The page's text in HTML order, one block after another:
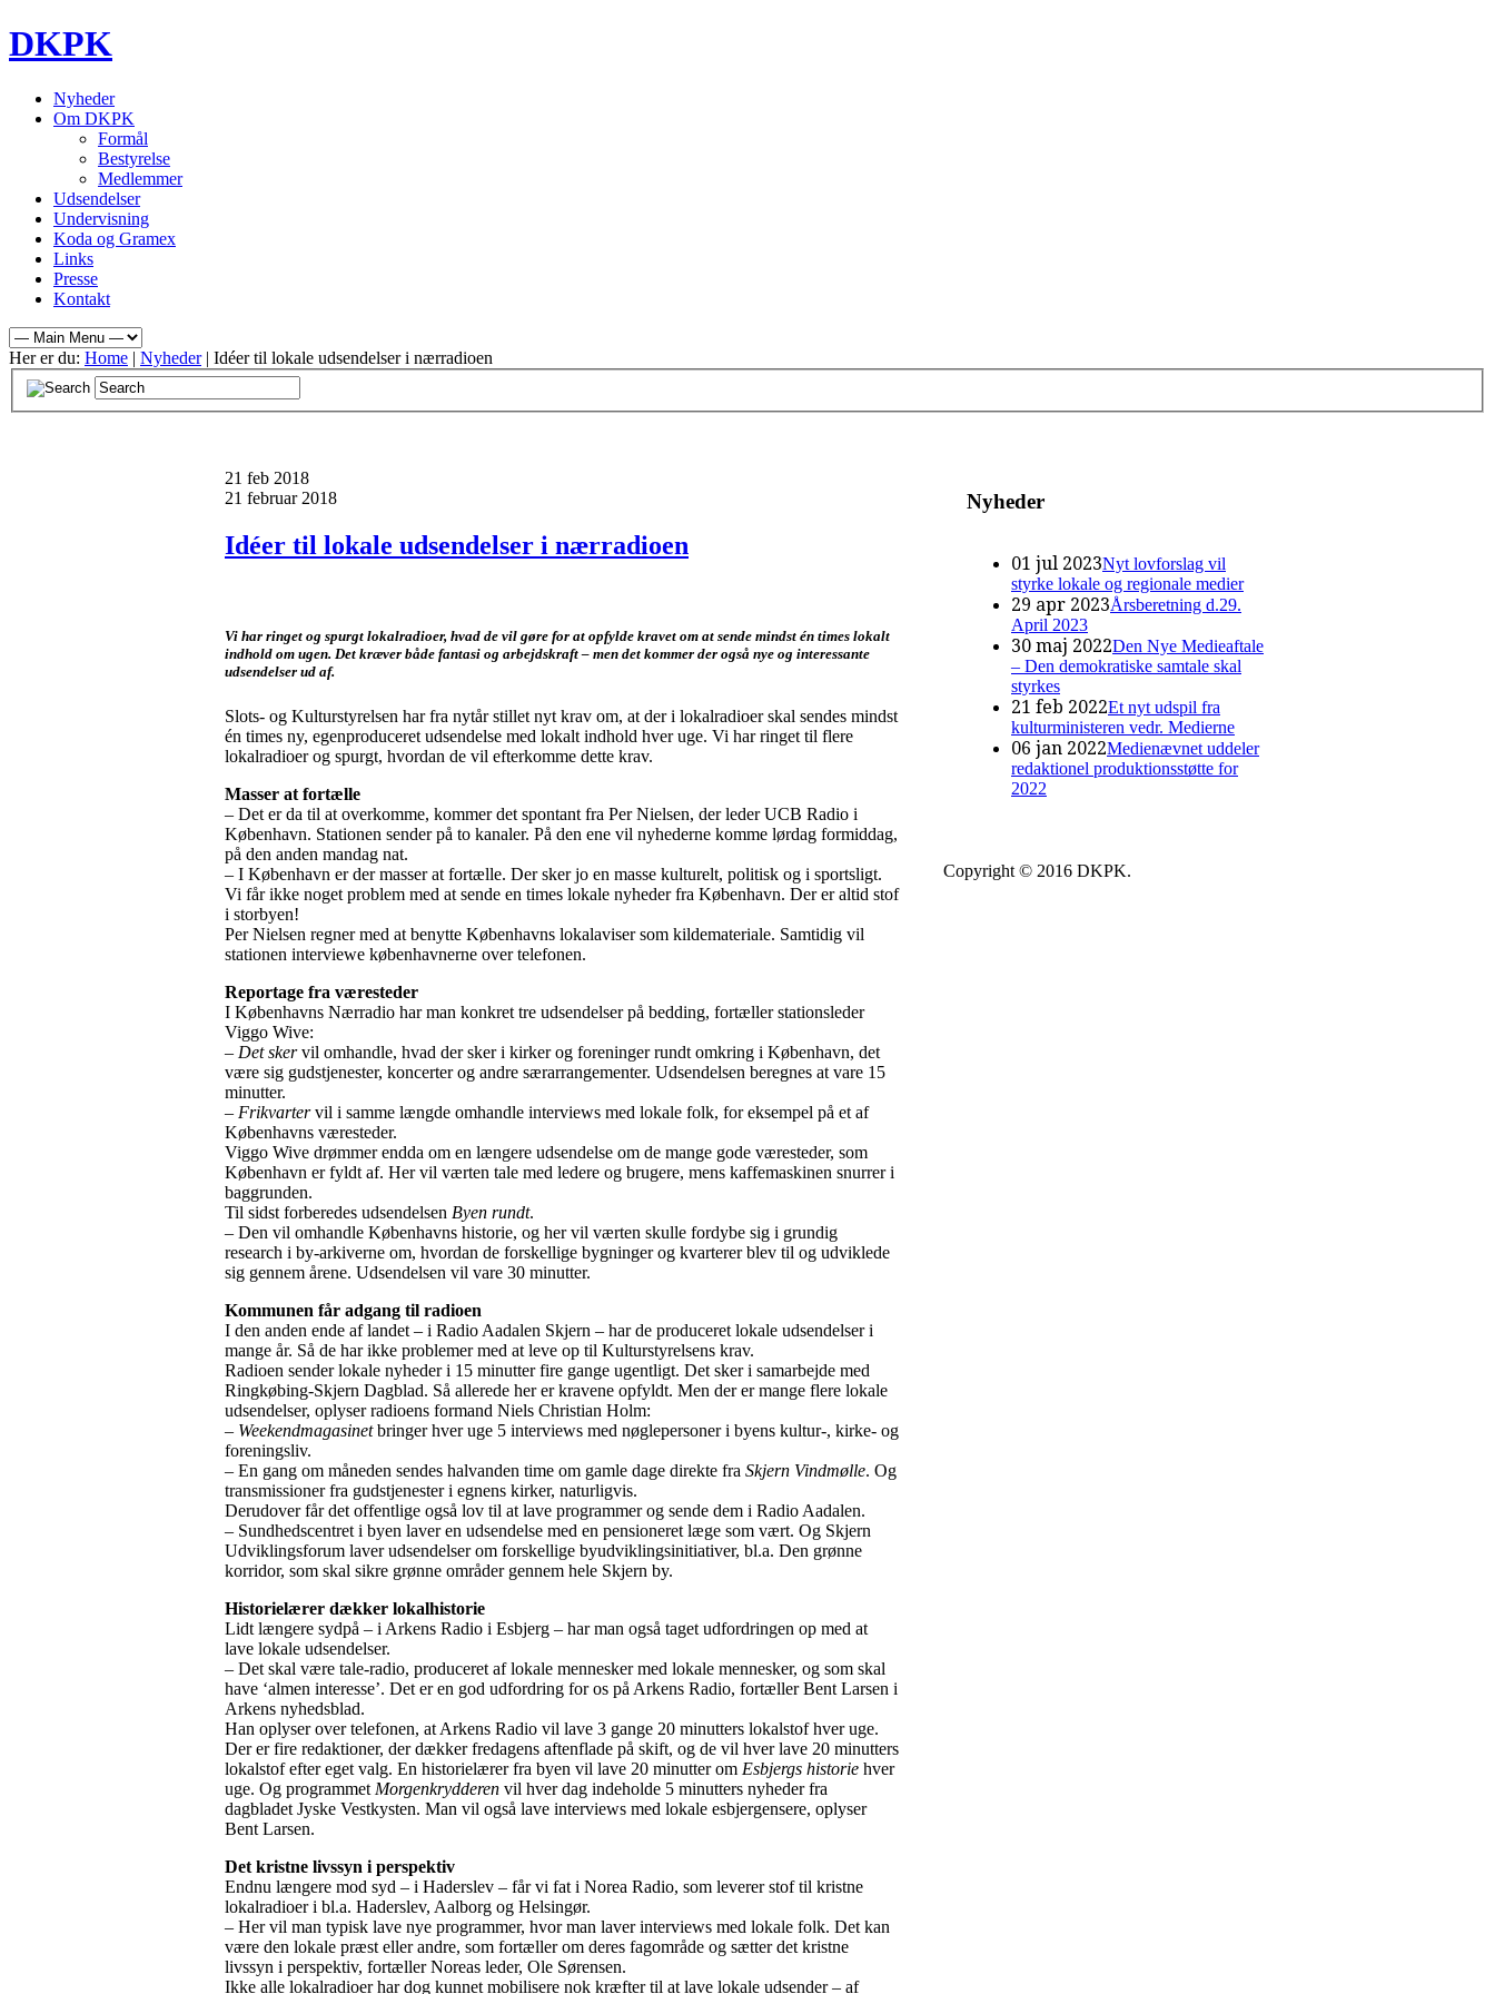
DKPK
Nyheder
Om DKPK
Formål
Bestyrelse
Medlemmer
Udsendelser
Undervisning
Koda og Gramex
Links
Presse
Kontakt
Her er du: Home | Nyheder| Idéer til lokale udsendelser i nærradioen
21 feb 2018
21 februar 2018
Idéer til lokale udsendelser i nærradioen
Vi har ringet og spurgt lokalradioer, hvad de vil gøre for at opfylde kravet om at sende mindst én times lokalt
indhold om ugen. Det kræver både fantasi og arbejdskraft – men det kommer der også nye og interessante
udsendelser ud af.
Slots- og Kulturstyrelsen har fra nytår stillet nyt krav om, at der i lokalradioer skal sendes mindst
én times ny, egenproduceret udsendelse med lokalt indhold hver uge. Vi har ringet til flere
lokalradioer og spurgt, hvordan de vil efterkomme dette krav.
Masser at fortælle
– Det er da til at overkomme, kommer det spontant fra Per Nielsen, der leder UCB Radio i
København. Stationen sender på to kanaler. På den ene vil nyhederne komme lørdag formiddag,
på den anden mandag nat.
– I København er der masser at fortælle. Der sker jo en masse kulturelt, politisk og i sportsligt.
Vi får ikke noget problem med at sende en times lokale nyheder fra København. Der er altid stof
i storbyen!
Per Nielsen regner med at benytte Københavns lokalaviser som kildemateriale. Samtidig vil
stationen interviewe københavnerne over telefonen.
Reportage fra væresteder
I Københavns Nærradio har man konkret tre udsendelser på bedding, fortæller stationsleder
Viggo Wive:
– Det skervil omhandle, hvad der sker i kirker og foreninger rundt omkring i København, det
være sig gudstjenester, koncerter og andre særarrangementer. Udsendelsen beregnes at vare 15
minutter.
– Frikvartervil i samme længde omhandle interviews med lokale folk, for eksempel på et af
Københavns væresteder.
Viggo Wive drømmer endda om en længere udsendelse om de mange gode væresteder, som
København er fyldt af. Her vil værten tale med ledere og brugere, mens kaffemaskinen snurrer i
baggrunden.
Til sidst forberedes udsendelsen Byen rundt.
– Den vil omhandle Københavns historie, og her vil værten skulle fordybe sig i grundig
research i by-arkiverne om, hvordan de forskellige bygninger og kvarterer blev til og udviklede
sig gennem årene. Udsendelsen vil vare 30 minutter.
Kommunen får adgang til radioen
I den anden ende af landet – i Radio Aadalen Skjern – har de produceret lokale udsendelser i
mange år. Så de har ikke problemer med at leve op til Kulturstyrelsens krav.
Radioen sender lokale nyheder i 15 minutter fire gange ugentligt. Det sker i samarbejde med
Ringkøbing-Skjern Dagblad. Så allerede her er kravene opfyldt. Men der er mange flere lokale
udsendelser, oplyser radioens formand Niels Christian Holm:
– Weekendmagasinetbringer hver uge 5 interviews med nøglepersoner i byens kultur-, kirke- og
foreningsliv.
– En gang om måneden sendes halvanden time om gamle dage direkte fra Skjern Vindmølle. Og
transmissioner fra gudstjenester i egnens kirker, naturligvis.
Derudover får det offentlige også lov til at lave programmer og sende dem i Radio Aadalen.
– Sundhedscentret i byen laver en udsendelse med en pensioneret læge som vært. Og Skjern
Udviklingsforum laver udsendelser om forskellige byudviklingsinitiativer, bl.a. Den grønne
korridor, som skal sikre grønne områder gennem hele Skjern by.
Historielærer dækker lokalhistorie
Lidt længere sydpå – i Arkens Radio i Esbjerg – har man også taget udfordringen op med at
lave lokale udsendelser.
– Det skal være tale-radio, produceret af lokale mennesker med lokale mennesker, og som skal
have ‘almen interesse’. Det er en god udfordring for os på Arkens Radio, fortæller Bent Larsen i
Arkens nyhedsblad.
Han oplyser over telefonen, at Arkens Radio vil lave 3 gange 20 minutters lokalstof hver uge.
Der er fire redaktioner, der dækker fredagens aftenflade på skift, og de vil hver lave 20 minutters
lokalstof efter eget valg. En historielærer fra byen vil lave 20 minutter om Esbjergs historie hver
uge. Og programmet Morgenkrydderen vil hver dag indeholde 5 minutters nyheder fra
dagbladet Jyske Vestkysten. Man vil også lave interviews med lokale esbjergensere, oplyser
Bent Larsen.
Det kristne livssyn i perspektiv
Endnu længere mod syd – i Haderslev – får vi fat i Norea Radio, som leverer stof til kristne
lokalradioer i bl.a. Haderslev, Aalborg og Helsingør.
– Her vil man typisk lave nye programmer, hvor man laver interviews med lokale folk. Det kan
være den lokale præst eller andre, som fortæller om deres fagområde og sætter det kristne
livssyn i perspektiv, fortæller Noreas leder, Ole Sørensen.
Ikke alle lokalradioer har dog kunnet mobilisere nok kræfter til at lave lokale udsender – af
Nyheder
01 jul 2023Nyt lovforslag vil
styrke lokale og regionale medier
29 apr 2023Årsberetning d.29.
April 2023
30 maj 2022Den Nye Medieaftale
– Den demokratiske samtale skal
styrkes
21 feb 2022Et nyt udspil fra
kulturministeren vedr. Medierne
06 jan 2022Medienævnet uddeler
redaktionel produktionsstøtte for
2022
Copyright © 2016 DKPK.